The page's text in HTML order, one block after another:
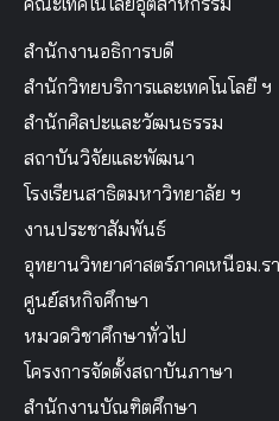
สำนักงานอธิการบดี
สำนักวิทยบริการและเทคโนโลยี ฯ
สำนักศิลปะและวัฒนธรรม
สถาบันวิจัยและพัฒนา
โรงเรียนสาธิตมหาวิทยาลัย ฯ
งานประชาสัมพันธ์
อุทยานวิทยาศาสตร์ภาคเหนือม.ร
ศูนย์สหกิจศึกษา
หมวดวิชาศึกษาทั่วไป
โครงการจัดตั้งสถาบันภาษา
สำนักงานบัณฑิตศึกษา